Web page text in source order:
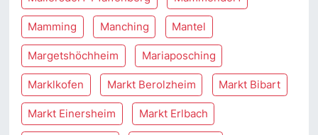
Mamming Manching Mantel
Margetshöchheim Mariaposching
Marklkofen Markt Berolzheim Markt Bibart
Markt Einersheim Markt Erlbach